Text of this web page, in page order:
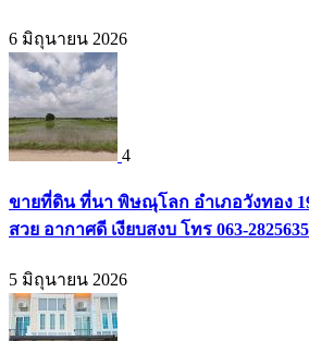
6 มิถุนายน 2026
4
ขายที่ดิน ที่นา พิษณุโลก อำเภอวังทอง
สวย อากาศดี เงียบสงบ โทร 063-2825635
5 มิถุนายน 2026